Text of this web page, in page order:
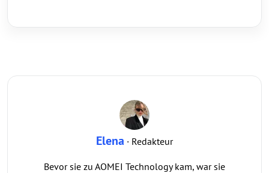
Elena · Redakteur
Bevor sie zu AOMEI Technology kam, war sie